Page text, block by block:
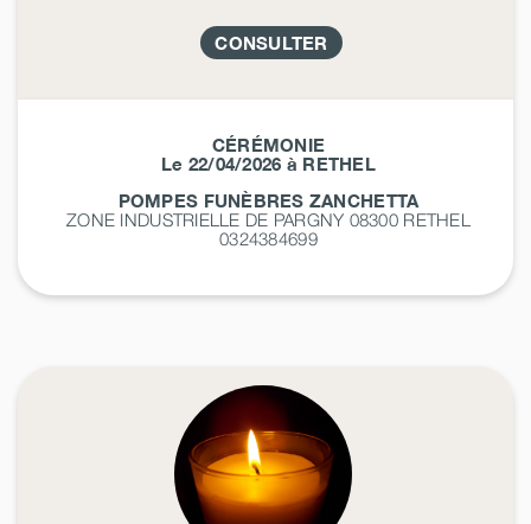
CONSULTER
CÉRÉMONIE
Le 22/04/2026 à RETHEL
POMPES FUNÈBRES ZANCHETTA
ZONE INDUSTRIELLE DE PARGNY 08300 RETHEL
0324384699